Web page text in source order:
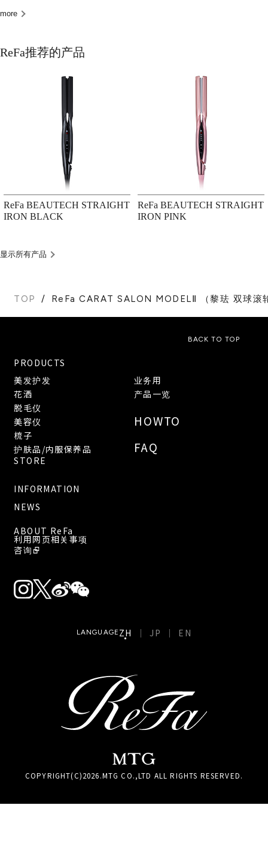
more
ReFa推荐的产品
ReFa BEAUTECH STRAIGHT
IRON BLACK
ReFa BEAUTECH STRAIGHT
IRON PINK
显示所有产品
TOP ReFa CARAT SALON MODELⅡ （黎珐 双球滚
BACK TO TOP
PRODUCTS
美发护发
花洒
脱毛仪
美容仪
梳子
护肤品/内服保养品
业务用
产品一览
HOWTO
FAQ
STORE
INFORMATION
NEWS
ABOUT ReFa
利用网页相关事项
咨询
LANGUAGE ZH JP EN
COPYRIGHT(C)2026.MTG CO.,LTD ALL RIGHTS RESERVED.